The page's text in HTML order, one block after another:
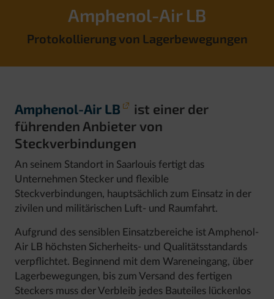
Amphenol-Air LB
Protokollierung von Lagerbewegungen
Amphenol-Air LB
ist einer der
führenden Anbieter von
Steckverbindungen
An seinem Standort in Saarlouis fertigt das
Unternehmen Stecker und flexible
Steckverbindungen, hauptsächlich zum Einsatz in der
zivilen und militärischen Luft- und Raumfahrt.
Aufgrund des sensiblen Einsatzbereiche ist Amphenol-
Air LB höchsten Sicherheits- und Qualitätsstandards
verpflichtet. Beginnend mit dem Wareneingang, über
Lagerbewegungen, bis zum Versand des fertigen
Steckers muss der Verbleib jedes Bauteiles lückenlos